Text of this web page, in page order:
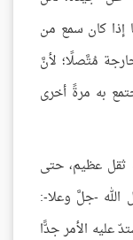
إذا كان سمع من
مُتَّصلًا؛ لأنَّ
به مرةً أخرى
ثقل عظيم، حتى
الله -جلَّ وعلا-:
يشتدّ عليه الأمر جدًّا